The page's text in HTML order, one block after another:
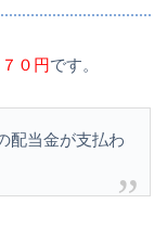
７０円です。
配当金が支払わ